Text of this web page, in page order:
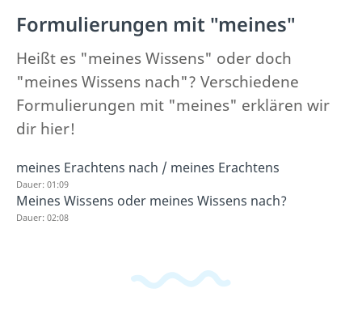
Formulierungen mit "meines"
Heißt es "meines Wissens" oder doch
"meines Wissens nach"? Verschiedene
Formulierungen mit "meines" erklären wir
dir hier!
meines Erachtens nach / meines Erachtens
Dauer: 01:09
Meines Wissens oder meines Wissens nach?
Dauer: 02:08